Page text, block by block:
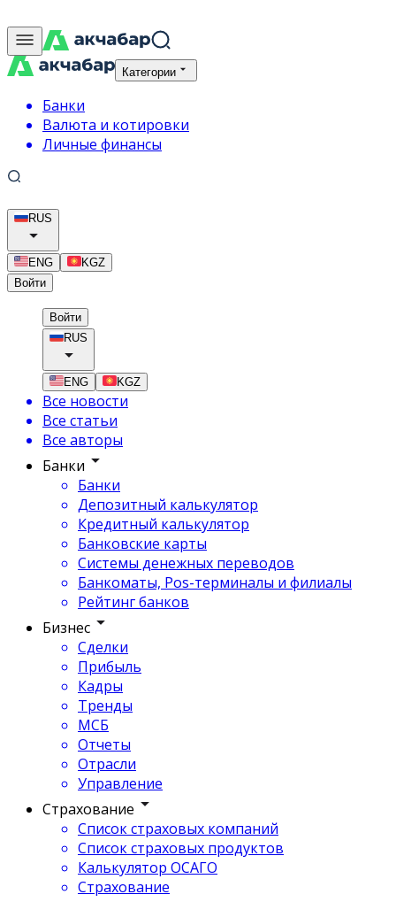
Категории
Банки
Валюта и котировки
Личные финансы
RUS
ENG
KGZ
Войти
Войти
RUS
ENG KGZ
Все новости
Все статьи
Все авторы
Банки
Банки
Депозитный калькулятор
Кредитный калькулятор
Банковские карты
Системы денежных переводов
Банкоматы, Pos-терминалы и филиалы
Рейтинг банков
Бизнес
Сделки
Прибыль
Кадры
Тренды
МСБ
Отчеты
Отрасли
Управление
Страхование
Список страховых компаний
Список страховых продуктов
Калькулятор ОСАГО
Страхование